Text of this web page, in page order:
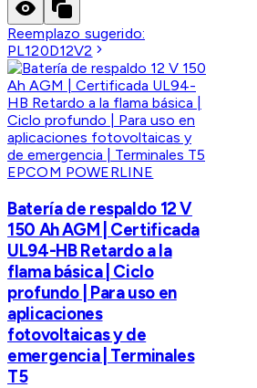
Reemplazo sugerido:
PL120D12V2
EPCOM POWERLINE
Batería de respaldo 12 V
150 Ah AGM | Certificada
UL94-HB Retardo a la
flama básica | Ciclo
profundo | Para uso en
aplicaciones
fotovoltaicas y de
emergencia | Terminales
T5